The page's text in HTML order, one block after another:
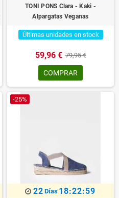
TONI PONS Clara - Kaki -
Alpargatas Veganas
Últimas unidades en stock
59,96 € 79,95 €
COMPRAR
-25%
22 Días 18:22:59